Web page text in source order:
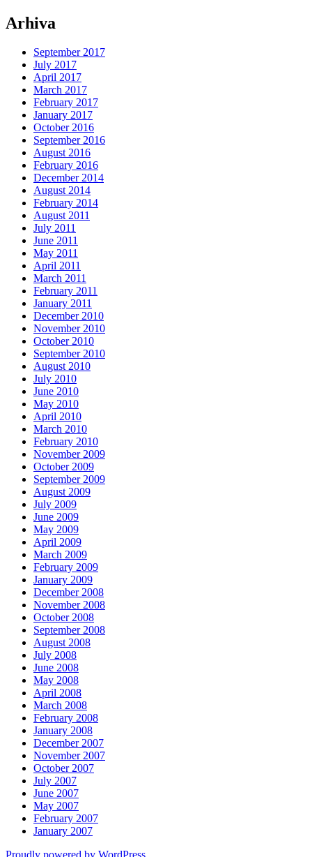
Arhiva
September 2017
July 2017
April 2017
March 2017
February 2017
January 2017
October 2016
September 2016
August 2016
February 2016
December 2014
August 2014
February 2014
August 2011
July 2011
June 2011
May 2011
April 2011
March 2011
February 2011
January 2011
December 2010
November 2010
October 2010
September 2010
August 2010
July 2010
June 2010
May 2010
April 2010
March 2010
February 2010
November 2009
October 2009
September 2009
August 2009
July 2009
June 2009
May 2009
April 2009
March 2009
February 2009
January 2009
December 2008
November 2008
October 2008
September 2008
August 2008
July 2008
June 2008
May 2008
April 2008
March 2008
February 2008
January 2008
December 2007
November 2007
October 2007
July 2007
June 2007
May 2007
February 2007
January 2007